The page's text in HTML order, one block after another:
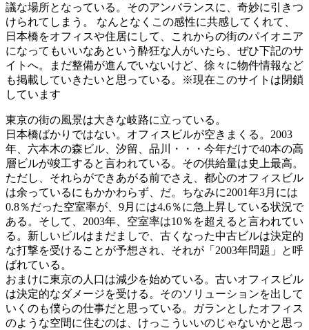
議な場所となっている。そのアンバランスに、奇妙に引きつ
けられてしまう。 なんとなくこの感性に共感してくれて、
日本橋をオフィスや住居にして、これからの街のパイオニア
になってもいいなあという酔狂な人がいたら、ぜひ下記のサ
イトへ。まだ整備が進んでいないけど、徐々に物件情報など
も掲載していきたいと思っている。※現在このサイトは閉鎖
しています
東京の街の風景は大きな岐路に立っている。
日本橋ばかりではない。オフィスビルが空きまくる。2003
年、六本木の森ビル、汐留、品川・・・今年だけで40本の高
層ビルが竣工すると言われている。その供給量は史上最高。
ただし、それらができあがる前でさえ、都心のオフィスビル
は余っているにもかかわらず、だ。ちなみに2001年3月には
0.8％だった空室率が、9月には4.6％に急上昇している状況で
ある。そして、2003年、空室率は10％を超えると言われてい
る。新しいビルはまだましで、古くなった中古ビルは決定的
な打撃を受けることが予想され、それが「2003年問題」と呼
ばれている。
おまけに東京の人口は減少を始めている。古いオフィスビル
は決定的なダメージを受ける。そのソリューションを出して
いくのも僕らの仕事だと思っている。ガランとしたオフィス
のような空間に住むのは、けっこういいのじゃないかと思っ